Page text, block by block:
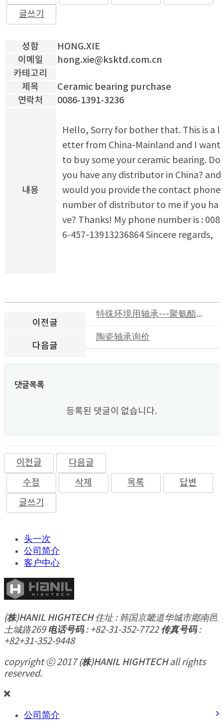
글쓰기
성함
HONG.XIE
이메일
hong.xie@ksktd.com.cn
카테고리
제목
Ceramic bearing purchase
연락처
0086-1391-3236
내용
Hello, Sorry for bother that. This is a l
etter from China-Mainland and I want
to buy some your ceramic bearing. Do
you have any distributor in China? and
would you provide the contact phone
number of distributor to me if you ha
ve? Thanks! My phone number is : 008
6-457-13913236864 Sincere regards,
이전글
特殊环境用轴承---聚氨酯导辊
다음글
陶瓷轴承询价
댓글목록
등록된 댓글이 없습니다.
이전글
다음글
수정
삭제 목록
답변
글쓰기
头一次
公司简介
客户中心
(株)HANIL HIGHTECH住址 : 韩国京畿道华城市鄕南邑
土城路269电话号码: +82-31-352-7722传真号码:
+82+31-352-9448
copyright ⓒ 2017(株)HANIL HIGHTECHall rights
reserved.
公司简介